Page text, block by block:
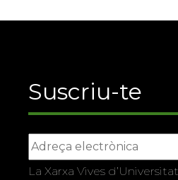
Suscriu-te
La Xarxa Vives